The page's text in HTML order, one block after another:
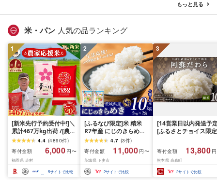
もっと見る
米・パン 人気の品ランキング
1
[新米先行予約受付中!]＼
累計467万kg出荷 /[農家
応援米]訳あり 令和7年産
令和8年産ふくきらり 夢
つくし 5kg 10kg 15kg
20kg [選べる品種・内容
量・出荷時期]複数原料
米 白米 精米 国産 限定
4.4 (4890件)
寄付金額
6,000 円〜
福岡県 赤村
5サイトで比較
2
[ふるなび限定]米 精米
R7年産 にじのきらめき
10kg 10月 FN-Limited-
4.7 (3件)
寄付金額
11,000 円〜
茨城県 下妻市
2サイトで比較
3
[14営業日以内発送予
[ふるさとチョイス限定
だわら 熊本県 高森町
リジナル米 計
10kg(5kg×2袋)精米 お
米 米 5kg×2 10kg
寄付金額 13,800
熊本県 高森町
2サイトで比較